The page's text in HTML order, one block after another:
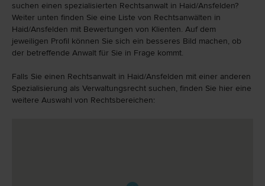
suchen einen spezialisierten Rechtsanwalt in Haid/Ansfelden?
Weiter unten finden Sie eine Liste von Rechtsanwälten in
Haid/Ansfelden mit Bewertungen von Klienten. Auf dem
jeweiligen Profil können Sie sich ein besseres Bild machen, ob
der betreffende Anwalt für Sie in Frage kommt.
Falls Sie einen Rechtsanwalt in Haid/Ansfelden mit einer anderen
Spezialisierung als Verwaltungsrecht suchen, finden Sie hier eine
weitere Auswahl von Rechtsbereichen: